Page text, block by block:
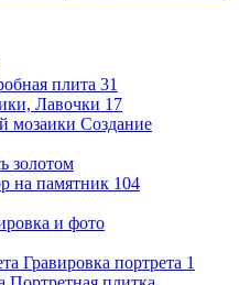
плита 31
Лавочки 17
Создание
золотом
на памятник 104
и фото
Гравировка портрета 1